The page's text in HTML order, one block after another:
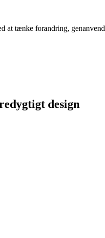
tænke forandring,
design